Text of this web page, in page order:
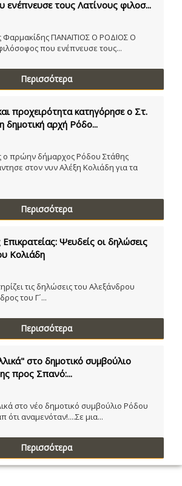
ενέπνευσε τους Λατίνους φιλοσ...
Φαρμακίδης ΠΑΝΑΙΤΙΟΣ Ο ΡΟΔΙΟΣ Ο
που ενέπνευσε τους...
Περισσότερα
προχειρότητα κατηγόρησε ο Στ.
δημοτική αρχή Ρόδο...
ο πρώην δήμαρχος Ρόδου Στάθης
στον νυν Αλέξη Κολιάδη για τα
Περισσότερα
Ψευδείς οι δηλώσεις
Κολιάδη
τις δηλώσεις του Αλεξάνδρου
του Γ´...
Περισσότερα
στο δημοτικό συμβούλιο
προς Σπανό:...
στο νέο δημοτικό συμβούλιο Ρόδου
ότι αναμενόταν!....Σε μια...
Περισσότερα